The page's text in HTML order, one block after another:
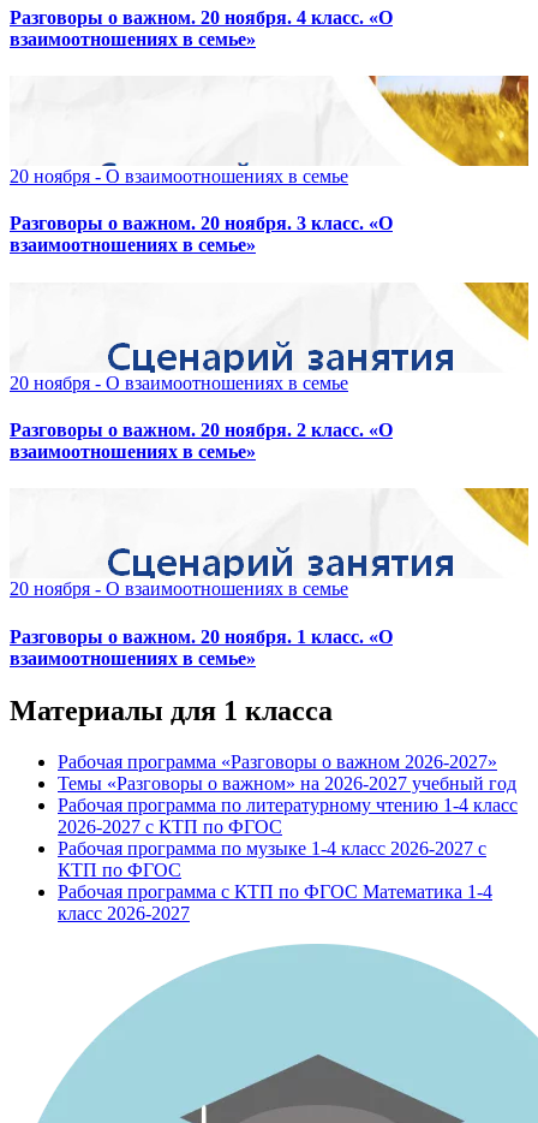
Разговоры о важном. 20 ноября. 4 класс. «О
взаимоотношениях в семье»
20 ноября - О взаимоотношениях в семье
Разговоры о важном. 20 ноября. 3 класс. «О
взаимоотношениях в семье»
20 ноября - О взаимоотношениях в семье
Разговоры о важном. 20 ноября. 2 класс. «О
взаимоотношениях в семье»
20 ноября - О взаимоотношениях в семье
Разговоры о важном. 20 ноября. 1 класс. «О
взаимоотношениях в семье»
Материалы для 1 класса
Рабочая программа «Разговоры о важном 2026-2027»
Темы «Разговоры о важном» на 2026-2027 учебный год
Рабочая программа по литературному чтению 1-4 класс
2026-2027 с КТП по ФГОС
Рабочая программа по музыке 1-4 класс 2026-2027 с
КТП по ФГОС
Рабочая программа с КТП по ФГОС Математика 1-4
класс 2026-2027